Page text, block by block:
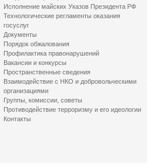
Исполнение майских Указов Президента РФ
Технологические регламенты оказания
госуслуг
Документы
Порядок обжалования
Профилактика правонарушений
Вакансии и конкурсы
Пространственные сведения
Взаимодействие с НКО и добровольческими
организациями
Группы, комиссии, советы
Противодействие терроризму и его идеологии
Контакты